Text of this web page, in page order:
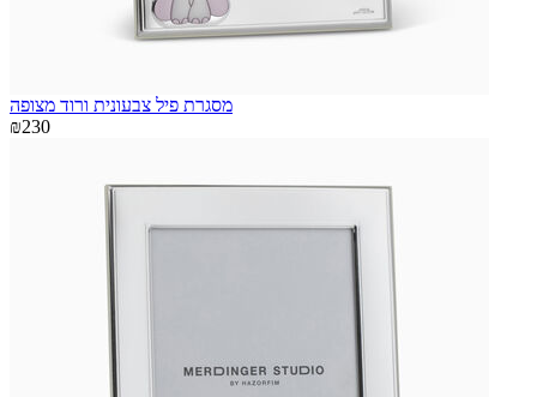
מסגרת פיל צבעונית ורוד מצופה
₪230